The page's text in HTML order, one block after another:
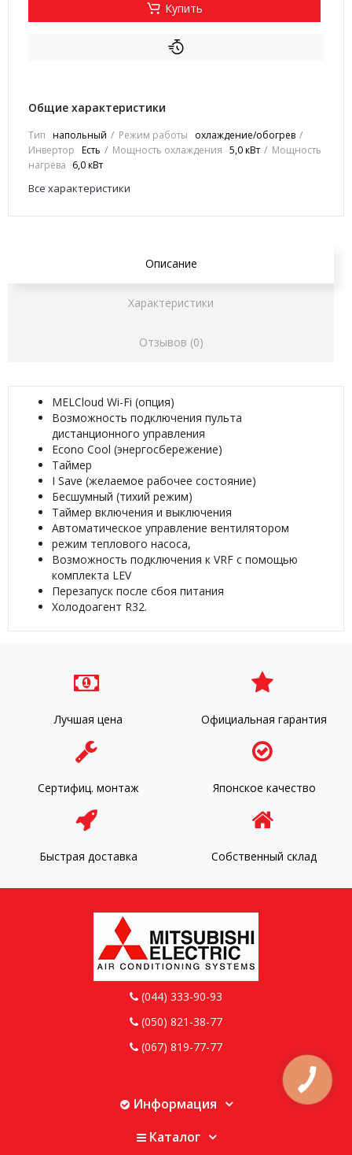
Купить
Общие характеристики
Тип напольный Режим работы
охлаждение/обогрев
Инвертор Есть Мощность охлаждения 5,0 кВт
Мощность
нагрева 6,0 кВт
Все характеристики
Описание
Характеристики
Отзывов (0)
MELCloud Wi-Fi (опция)
Возможность подключения пульта
дистанционного управления
Econo Cool (энергосбережение)
Таймер
I Save (желаемое рабочее состояние)
Бесшумный (тихий режим)
Таймер включения и выключения
Автоматическое управление вентилятором
режим теплового насоса,
Возможность подключения к VRF с помощью
комплекта LEV
Перезапуск после сбоя питания
Холодоагент R32.
Лучшая цена Официальная гарантия
Сертифиц. монтаж Японское качество
Быстрая доставка Собственный склад
(044) 333-90-93
(050) 821-38-77
(067) 819-77-77
Информация
Каталог
КНОПКА
ЗВ'ЯЗКУ